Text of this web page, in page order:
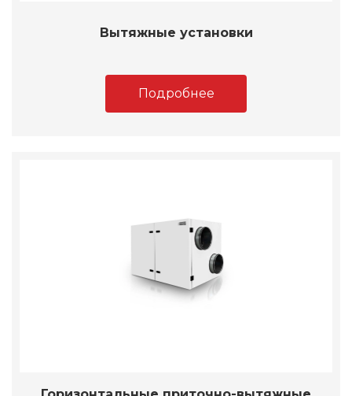
Вытяжные установки
Подробнее